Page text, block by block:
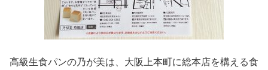
高級生食パンの乃が美は、大阪上本町に総本店を構える食